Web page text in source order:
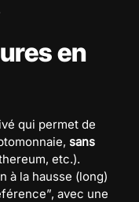
en
qui permet de
sans
etc.).
à la hausse (long)
avec une